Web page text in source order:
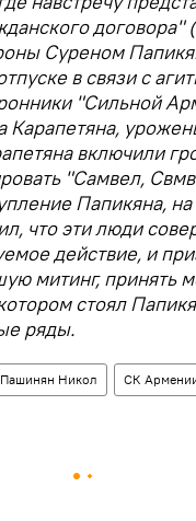
договора"
Суреном
в связи с
"Сильной
Карапетяна,
включили
"Самвел,
Папикяна, на
что эти люди
действие, и
митинг, принять
стоял
ряды.
Пашинян Никол СК